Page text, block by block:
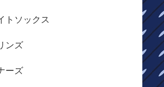
トソックス
ンズ
ーズ